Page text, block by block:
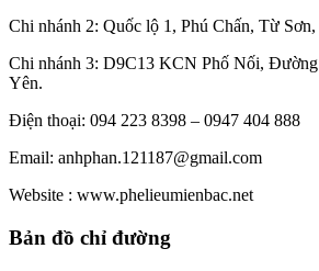
Chi nhánh 2: Quốc lộ 1, Phú Chấn, Từ
Chi nhánh 3: D9C13 KCN Phố Nối,
Yên.
Điện thoại: 094 223 8398 – 0947 404 888
Email: anhphan.121187@gmail.com
Website : www.phelieumienbac.net
Bản đồ chỉ đường